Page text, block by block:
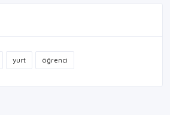
yurt öğrenci